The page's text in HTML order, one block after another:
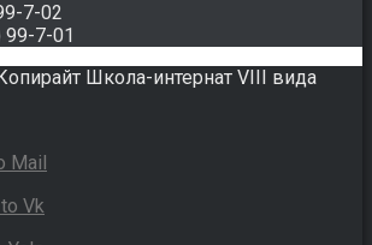
7-02
99-7-01
Школа-интернат VIII вида
Mail
Vk